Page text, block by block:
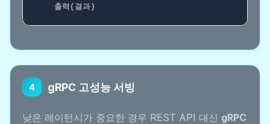
    출력(결과)
4 gRPC 고성능 서빙
낮은 레이턴시가 중요한 경우 REST API 대신 gRPC